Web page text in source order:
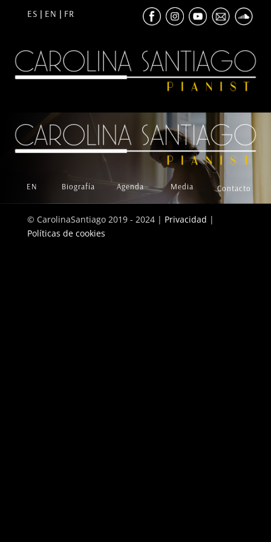
ES | EN | FR
EN Biografía Agenda Media Contacto
© CarolinaSantiago 2019 - 2024 | Privacidad |
Políticas de cookies